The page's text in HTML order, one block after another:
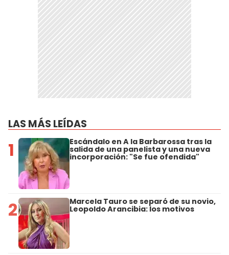
LAS MÁS LEÍDAS
1 Escándalo en A la Barbarossa tras la
salida de una panelista y una nueva
incorporación: "Se fue ofendida"
2 Marcela Tauro se separó de su novio,
Leopoldo Arancibia: los motivos